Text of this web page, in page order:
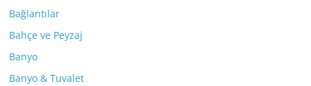
Bağlantılar
Bahçe ve Peyzaj
Banyo
Banyo & Tuvalet